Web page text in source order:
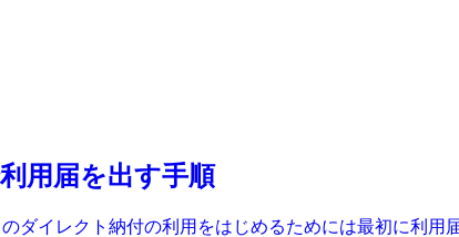
用届を出す手順
ダイレクト納付の利用をはじめるためには最初に利